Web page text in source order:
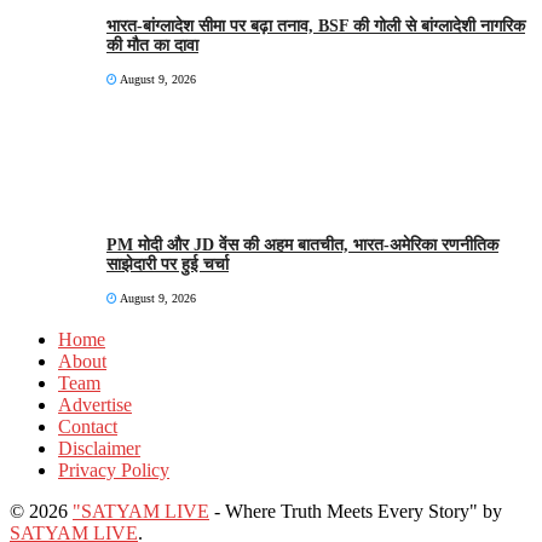
भारत-बांग्लादेश सीमा पर बढ़ा तनाव, BSF की गोली से बांग्लादेशी नागरिक
की मौत का दावा
August 9, 2026
PM मोदी और JD वेंस की अहम बातचीत, भारत-अमेरिका रणनीतिक
साझेदारी पर हुई चर्चा
August 9, 2026
Home
About
Team
Advertise
Contact
Disclaimer
Privacy Policy
© 2026 "SATYAM LIVE - Where Truth Meets Every Story" by
SATYAM LIVE.